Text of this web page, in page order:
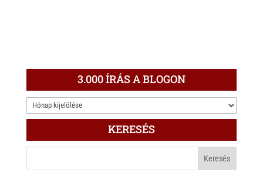
3.000 ÍRÁS A BLOGON
3.000
ÍRÁS
KERESÉS